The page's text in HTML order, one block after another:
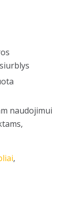
naudojimui
,